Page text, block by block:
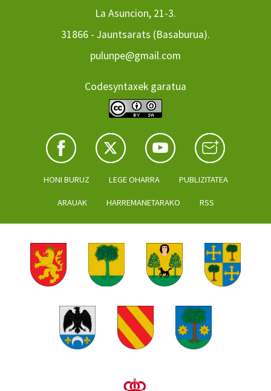
La Asuncion, 21-3.
31866 - Jauntsarats (Basaburua).
pulunpe@gmail.com
Codesyntaxek garatua
HONI BURUZ LEGE OHARRA PUBLIZITATEA
ARAUAK HARREMANETARAKO RSS